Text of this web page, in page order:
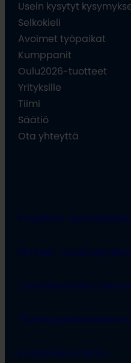
Usein kysytyt
Selkokieli
Avoimet työpaikat
Kumppanit
Oulu2026-tuotteet
Yrityksille
Tiimi
Säätiö
Ota yhteyttä
Projektien
Rimbert-
Turvallisemman tilan
Tietosuojaseloste
Evästeiden hallinta